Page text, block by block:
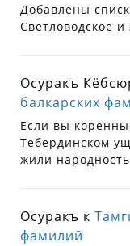
Добавлены
Светловодское и
Осуракъ
балкарских
Если вы
Тебердинском
жили
Осуракъ к
фамилий